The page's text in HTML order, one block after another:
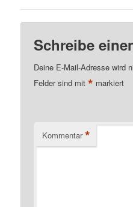
Schreibe
Deine E-Mail-Adresse wird
Felder sind mit* markiert
Kommentar *